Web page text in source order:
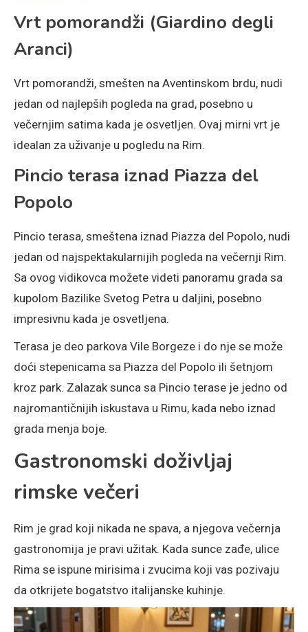
Vrt pomorandži (Giardino degli
Aranci)
Vrt pomorandži, smešten na Aventinskom brdu, nudi
jedan od najlepših pogleda na grad, posebno u
večernjim satima kada je osvetljen. Ovaj mirni vrt je
idealan za uživanje u pogledu na Rim.
Pincio terasa iznad Piazza del
Popolo
Pincio terasa, smeštena iznad Piazza del Popolo, nudi
jedan od najspektakularnijih pogleda na večernji Rim.
Sa ovog vidikovca možete videti panoramu grada sa
kupolom Bazilike Svetog Petra u daljini, posebno
impresivnu kada je osvetljena.
Terasa je deo parkova Vile Borgeze i do nje se može
doći stepenicama sa Piazza del Popolo ili šetnjom
kroz park. Zalazak sunca sa Pincio terase je jedno od
najromantičnijih iskustava u Rimu, kada nebo iznad
grada menja boje.
Gastronomski doživljaj
rimske večeri
Rim je grad koji nikada ne spava, a njegova večernja
gastronomija je pravi užitak. Kada sunce zađe, ulice
Rima se ispune mirisima i zvucima koji vas pozivaju
da otkrijete bogatstvo italijanske kuhinje.